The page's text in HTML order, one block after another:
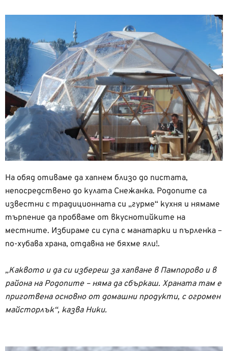
На обяд отиваме да хапнем близо до пистата,
непосредствено до кулата Снежанка. Родопите са
известни с традиционната си „гурме“ кухня и нямаме
търпение да пробваме от вкуснотийките на
местните. Избираме си супа с манатарки и пърленка –
по-хубава храна, отдавна не бяхме яли!.
„Каквото и да си избереш за хапване в Пампорово и в
района на Родопите – няма да сбъркаш. Храната там е
приготвена основно от домашни продукти, с огромен
майсторлък“, казва Ники.